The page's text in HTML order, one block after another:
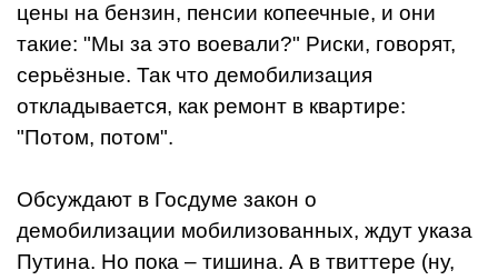
цены на бензин, пенсии копеечные, и они
такие: "Мы за это воевали?" Риски, говорят,
серьёзные. Так что демобилизация
откладывается, как ремонт в квартире:
"Потом, потом".
Обсуждают в Госдуме закон о
демобилизации мобилизованных, ждут указа
Путина. Но пока – тишина. А в твиттере (ну,